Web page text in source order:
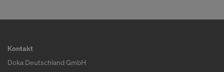
Kontakt
Doka Deutschland GmbH